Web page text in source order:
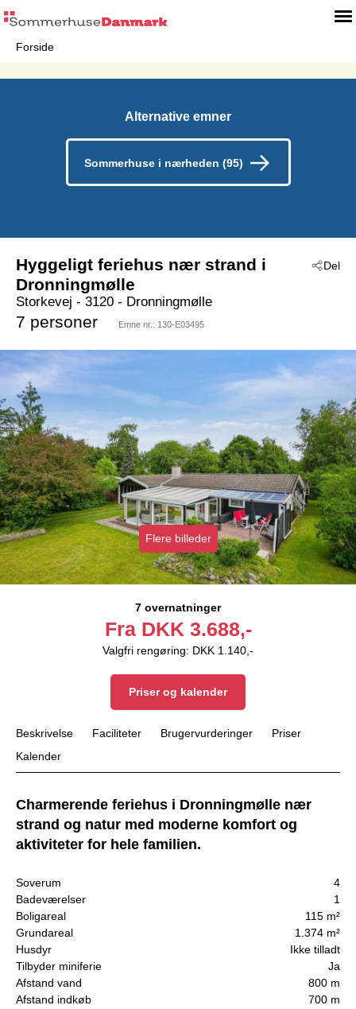
Forside
Alternative emner
Sommerhuse i nærheden (95)
Del
Hyggeligt feriehus nær strand i
Dronningmølle
Storkevej - 3120 - Dronningmølle
7 personer Emne nr.: 130-E03495
Flere billeder
7 overnatninger
Fra DKK 3.688,-
Valgfri rengøring: DKK 1.140,-
Priser og kalender
Beskrivelse Faciliteter Brugervurderinger
Priser
Kalender
Charmerende feriehus i Dronningmølle nær
strand og natur med moderne komfort og
aktiviteter for hele familien.
Soverum
4
Badeværelser
1
Boligareal
115 m²
Grundareal
1.374 m²
Husdyr
Ikke tilladt
Tilbyder miniferie
Ja
Afstand vand
800 m
Afstand indkøb
700 m